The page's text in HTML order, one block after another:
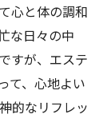
心と体の調和
な日々の中
すが、エステ
て、心地よい
的なリフレッ